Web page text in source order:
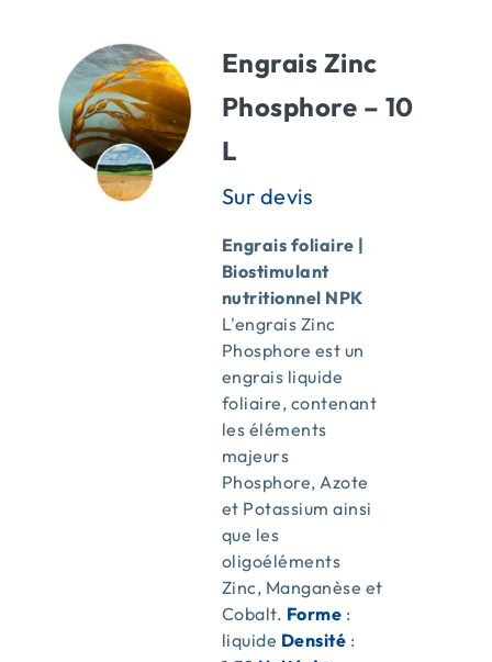
Engrais Zinc
Phosphore – 10
L
Engrais foliaire |
Biostimulant
nutritionnel NPK
L'engrais Zinc
Phosphore est un
engrais liquide
foliaire, contenant
les éléments
majeurs
Phosphore, Azote
et Potassium ainsi
que les
oligoéléments
Zinc, Manganèse et
Cobalt. Forme :
liquide Densité :